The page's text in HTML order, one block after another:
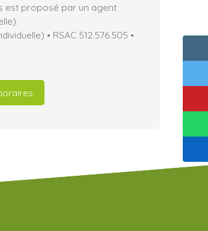
est proposé par un agent
• RSAC 512.576.505 •